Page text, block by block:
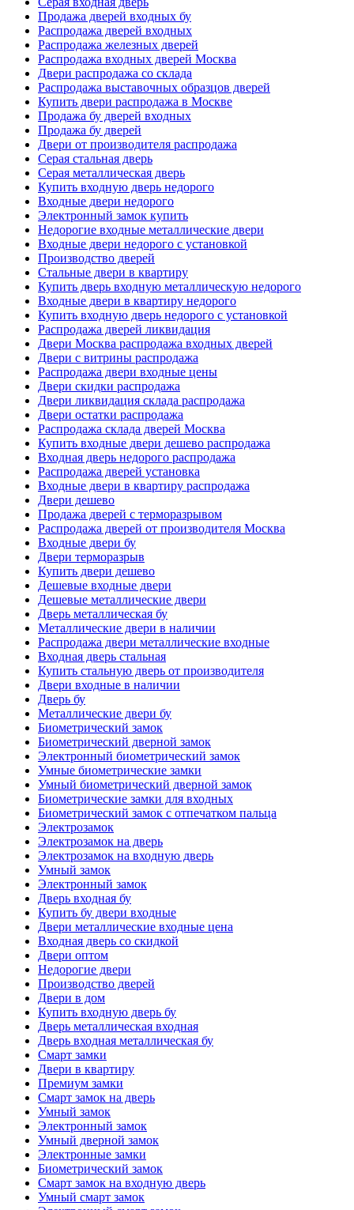
Продажа дверей входных бу
Распродажа дверей входных
Распродажа железных дверей
Распродажа входных дверей Москва
Двери распродажа со склада
Распродажа выставочных образцов дверей
Купить двери распродажа в Москве
Продажа бу дверей входных
Продажа бу дверей
Двери от производителя распродажа
Серая стальная дверь
Серая металлическая дверь
Купить входную дверь недорого
Входные двери недорого
Электронный замок купить
Недорогие входные металлические двери
Входные двери недорого с установкой
Производство дверей
Стальные двери в квартиру
Купить дверь входную металлическую недорого
Входные двери в квартиру недорого
Купить входную дверь недорого с установкой
Распродажа дверей ликвидация
Двери Москва распродажа входных дверей
Двери с витрины распродажа
Распродажа двери входные цены
Двери скидки распродажа
Двери ликвидация склада распродажа
Двери остатки распродажа
Распродажа склада дверей Москва
Купить входные двери дешево распродажа
Входная дверь недорого распродажа
Распродажа дверей установка
Входные двери в квартиру распродажа
Двери дешево
Продажа дверей с терморазрывом
Распродажа дверей от производителя Москва
Входные двери бу
Двери терморазрыв
Купить двери дешево
Дешевые входные двери
Дешевые металлические двери
Дверь металлическая бу
Металлические двери в наличии
Распродажа двери металлические входные
Входная дверь стальная
Купить стальную дверь от производителя
Двери входные в наличии
Дверь бу
Металлические двери бу
Биометрический замок
Биометрический дверной замок
Электронный биометрический замок
Умные биометрические замки
Умный биометрический дверной замок
Биометрические замки для входных
Биометрический замок с отпечатком пальца
Электрозамок
Электрозамок на дверь
Электрозамок на входную дверь
Умный замок
Электронный замок
Дверь входная бу
Купить бу двери входные
Двери металлические входные цена
Входная дверь со скидкой
Двери оптом
Недорогие двери
Производство дверей
Двери в дом
Купить входную дверь бу
Дверь металлическая входная
Дверь входная металлическая бу
Смарт замки
Двери в квартиру
Премиум замки
Смарт замок на дверь
Умный замок
Электронный замок
Умный дверной замок
Электронные замки
Биометрический замок
Смарт замок на входную дверь
Умный смарт замок